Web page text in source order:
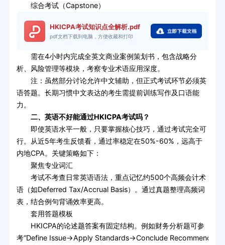
综合考试（Capstone）
HKICPA考试知识点全解析.pdf
pdf文档下载到电脑，方便收藏和打印
需在4小时内完成全英文商业案例策划书，包含战略分
析、风险管理等模块，考察专业术语应用深度。
注：虽然部分讨论允许中文辅助，但正式考试环节必须英
语答题。长期习惯中文表达的考生需提前训练写作及口语能
力。
二、英语不好能通过HKICPA考试吗？
即使英语水平一般，只要掌握核心技巧，通过考试完全可
行。从近5年考生反馈看，通过率稳定在50%-60%，远高于
内地CPA。关键策略如下：
聚焦专业词汇
考试不考查日常英语语法，重点记忆约500个高频会计术
语（如Deferred Tax/Accrual Basis）。通过真题整理高频词
表，结合例句背诵效率更高。
套用答题模板
HKICPA的论述题答案有固定结构。例如财务分析题可参
考“Define Issue→Apply Standards→Conclude